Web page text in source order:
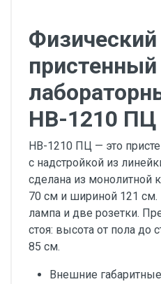
Физический
пристенный
НВ-1210 ПЦ
НВ-1210 ПЦ — это
с надстройкой из
сделана из монолитной
70 см и шириной 121 см.
лампа и две розетки.
стоя: высота от пола до
85 см.
Внешние